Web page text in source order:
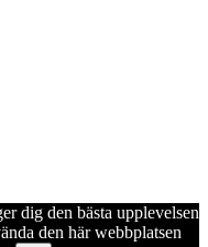
dig den bästa upplevelsen
den här webbplatsen